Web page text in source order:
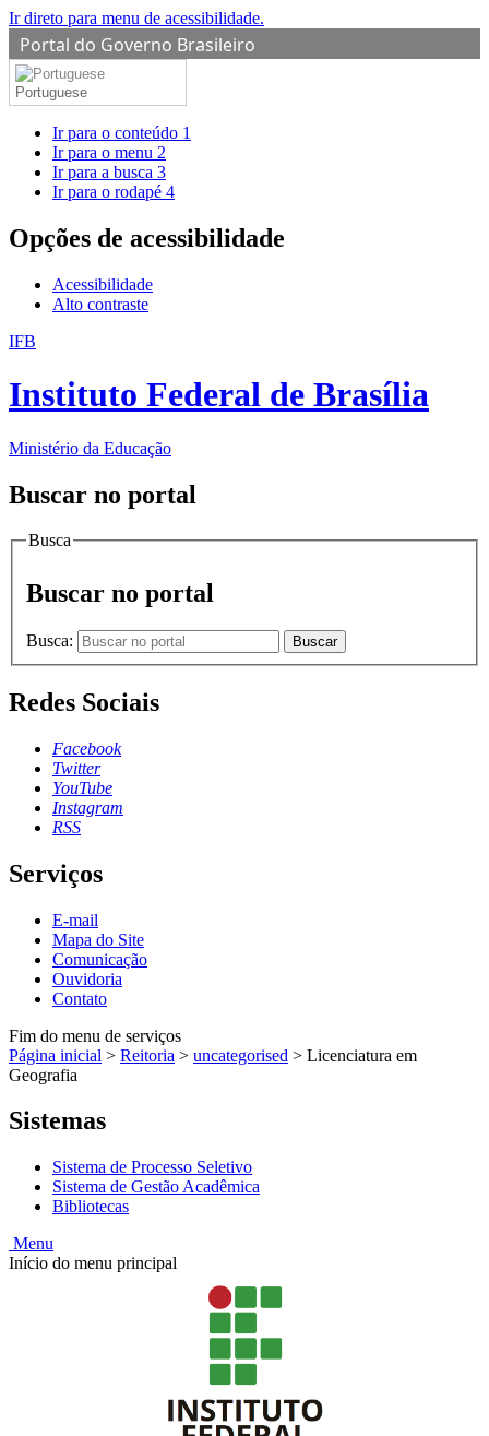
Ir direto para menu de acessibilidade.
Portal do Governo Brasileiro
Portuguese
Ir para o conteúdo 1
Ir para o menu 2
Ir para a busca 3
Ir para o rodapé 4
Opções de acessibilidade
Acessibilidade
Alto contraste
IFB
Instituto Federal de Brasília
Ministério da Educação
Buscar no portal
Busca
Buscar no portal
Busca: Buscar
Redes Sociais
Facebook
Twitter
YouTube
Instagram
RSS
Serviços
E-mail
Mapa do Site
Comunicação
Ouvidoria
Contato
Fim do menu de serviços
Página inicial > Reitoria > uncategorised > Licenciatura em
Geografia
Sistemas
Sistema de Processo Seletivo
Sistema de Gestão Acadêmica
Bibliotecas
Menu
Início do menu principal